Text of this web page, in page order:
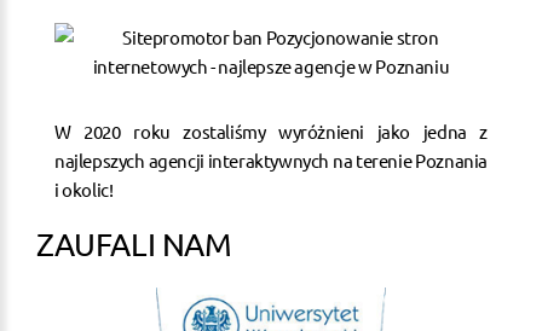
W 2020 roku zostaliśmy wyróżnieni jako jedna z
najlepszych agencji interaktywnych na terenie Poznania
i okolic!
ZAUFALI NAM